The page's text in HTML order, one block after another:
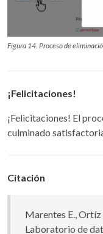
Figura 14. Proceso de
¡Felicitaciones!
¡Felicitaciones! El
culminado
Citación
Marentes E., Ortíz
Laboratorio de